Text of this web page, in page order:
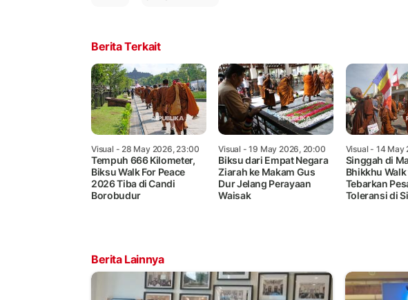
Berita Terkait
Visual - 28 May 2026, 23:00
Tempuh 666 Kilometer,
Biksu Walk For Peace
2026 Tiba di Candi
Borobudur
Visual - 19 May 2026, 20:00
Biksu dari Empat Negara
Ziarah ke Makam Gus
Dur Jelang Perayaan
Waisak
Visual - 14 May
Singgah di
Bhikkhu
Tebarkan
Toleransi di
Berita Lainnya